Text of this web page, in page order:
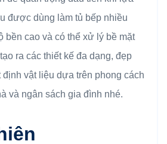
được dùng làm tủ bếp nhiều
bền cao và có thể xử lý bề mặt
ra các thiết kế đa dạng, đẹp
định vật liệu dựa trên phong cách
và ngân sách gia đình nhé.